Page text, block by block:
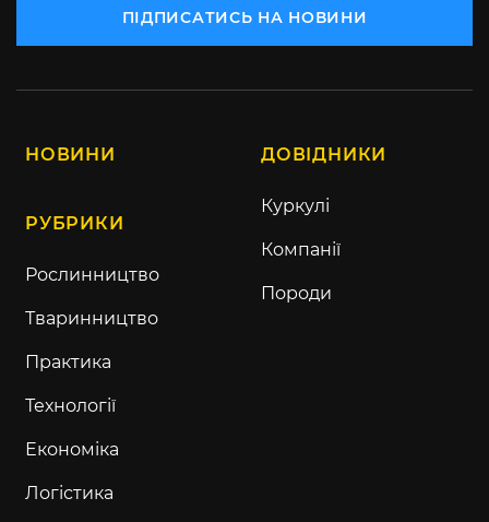
ПІДПИСАТИСЬ НА НОВИНИ
НОВИНИ
РУБРИКИ
Рослинництво
Тваринництво
Практика
Технології
Економіка
Логістика
ДОВІДНИКИ
Куркулі
Компанії
Породи